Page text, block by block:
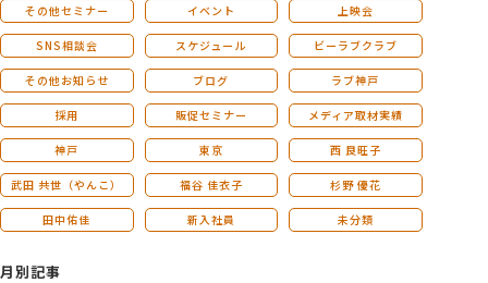
その他セミナー イベント 上映会
SNS相談会 スケジュール ビーラブクラブ
その他お知らせ ブログ ラブ神戸
採用 販促セミナー メディア取材実績
神戸 東京 西 良旺子
武田 共世（やんこ） 福谷 佳衣子 杉野 優花
田中佑佳 新入社員 未分類
月別記事